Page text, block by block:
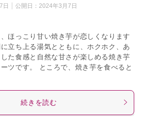
日 公開日： 2024年3月7日
ほっこり甘い焼き芋が恋しくなります
立ち上る湯気とともに、ホクホク、あ
た食感と自然な甘さが楽しめる焼き芋
ツです。 ところで、焼き芋を食べると
続きを読む